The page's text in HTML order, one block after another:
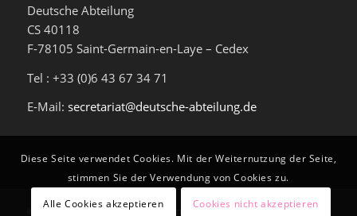
Deutsche Abteilung
CS 40118
F-78105 Saint-Germain-en-Laye – Cedex
Tel : +33 (0)6 43 67 34 71
E-Mail: secretariat@deutsche-abteilung.de
© Deutsche Abteilung am Lycée International de Saint-Germain-en-Laye -
Diese Seite verwendet Cookies. Mit der Weiternutzung der Seite,
stimmen Sie der Verwendung von Cookies zu.
Alle Cookies akzeptieren
Cookies nicht akzeptieren